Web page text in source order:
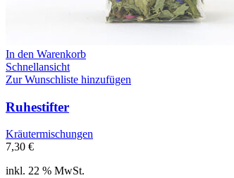
In den Warenkorb
Schnellansicht
Zur Wunschliste hinzufügen
Ruhestifter
Kräutermischungen
7,30 €
inkl. 22 % MwSt.